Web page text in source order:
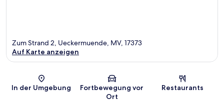
Karte
Zum Strand 2, Ueckermuende, MV, 17373
Auf Karte anzeigen
In der Umgebung
Fortbewegung vor
Ort
Restaurants